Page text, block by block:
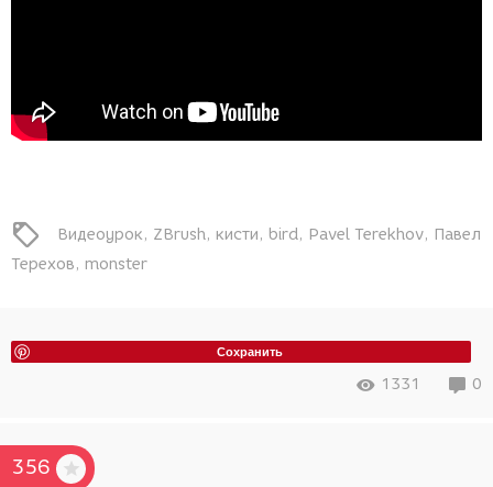
Видеоурок ZBrush кисти bird Pavel Terekhov
Павел
Терехов
monster
Сохранить
1331 0
356